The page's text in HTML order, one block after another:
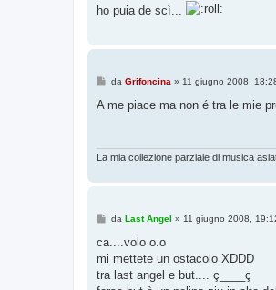
a
ho puia de scì...
M
s
i
da Grifoncina » 11 giugno 2008,
A me piace ma non é tra le mie
La mia collezione parziale di musica
M
s
a
g
da Last Angel » 11 giugno 2008,
ca....volo o.o
mi mettete un ostacolo XDDD
tra last angel e but.... ç____ç